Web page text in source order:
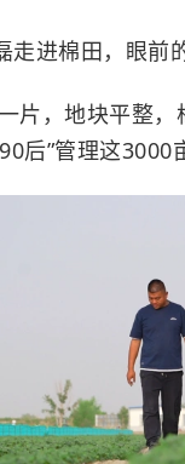
进棉田，眼前的
，地块平整，
后”管理这3000